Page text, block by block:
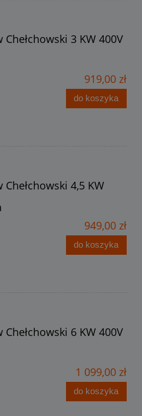
3 KW 400V
919,00 zł
do koszyka
4,5 KW
949,00 zł
do koszyka
6 KW 400V
1 099,00 zł
do koszyka